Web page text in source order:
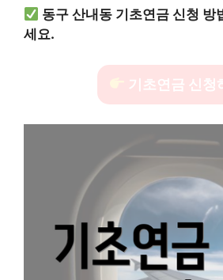
동구 산내동 기초연금 신청 방
세요.
기초연금 신청